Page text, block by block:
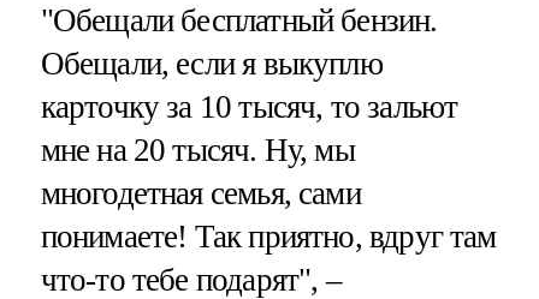
"Обещали бесплатный бензин.
Обещали, если я выкуплю
карточку за 10 тысяч, то зальют
мне на 20 тысяч. Ну, мы
многодетная семья, сами
понимаете! Так приятно, вдруг там
что-то тебе подарят", –